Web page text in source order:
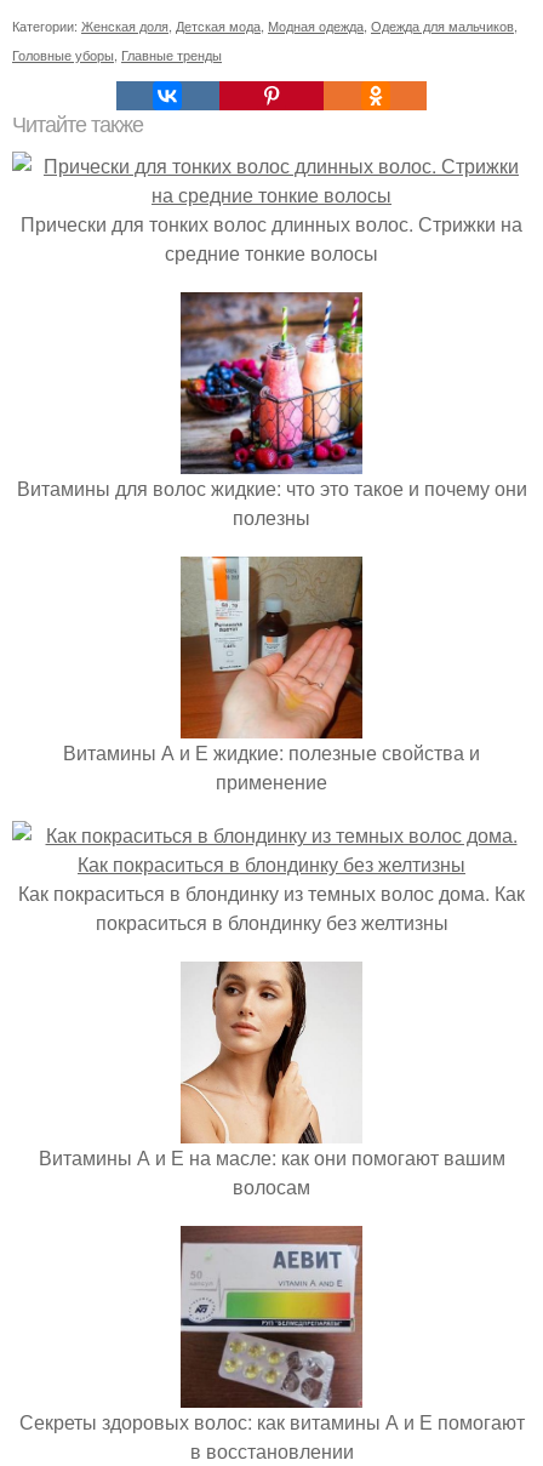
Категории: Женская доля Детская мода Модная одежда Одежда для мальчиков
Головные уборы Главные тренды
Читайте также
Прически для тонких волос длинных волос. Стрижки на
средние тонкие волосы
Витамины для волос жидкие: что это такое и почему они
полезны
Витамины А и Е жидкие: полезные свойства и
применение
Как покраситься в блондинку из темных волос дома. Как
покраситься в блондинку без желтизны
Витамины А и Е на масле: как они помогают вашим
волосам
Секреты здоровых волос: как витамины А и Е помогают
в восстановлении